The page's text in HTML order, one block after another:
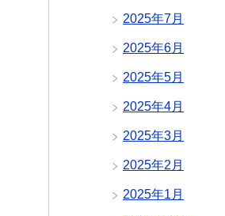
2025年7月
2025年6月
2025年5月
2025年4月
2025年3月
2025年2月
2025年1月